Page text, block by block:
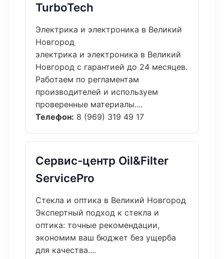
TurboTech
Электрика и электроника в Великий
Новгород
электрика и электроника в Великий
Новгород с гарантией до 24 месяцев.
Работаем по регламентам
производителей и используем
проверенные материалы....
Телефон: 8 (969) 319 49 17
Сервис-центр Oil&Filter
ServicePro
Стекла и оптика в Великий Новгород
Экспертный подход к стекла и
оптика: точные рекомендации,
экономим ваш бюджет без ущерба
для качества....